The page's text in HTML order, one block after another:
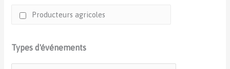
Producteurs agricoles
Types d'événements